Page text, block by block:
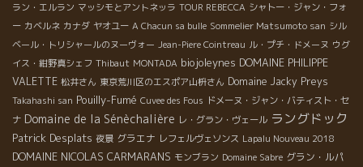
ラン・エルラン マッシモとアントネッラ TOUR REBECCA シャトー・ジャン・フォ
ー カベルネ カナダ ヤオユー A Chacun sa bulle Sommelier Matsumoto san シル
ベール・トリシャールのヌーヴォー Jean-Piere Cointreau ル・プチ・ドメーヌ ウグ
イス・紺野真シェフ Thibaut MONTADA biojoleynes DOMAINE PHILIPPE
VALETTE 松井さん 東京荒川区のエスポア山枡さん Domaine Jacky Preys
Takahashi san Pouilly-Fumé Cuvee des Fous ドメーヌ・ジャン・バティスト・セ
ナ Domaine de la Sénèchalière レ・グラン・ヴェール ラングドック
Patrick Desplats 夜景 グラエナ レフェルヴェソンス Lapalu Nouveau 2018
DOMAINE NICOLAS CARMARANS モンブラン Domaine Sabre グラン・ルパ